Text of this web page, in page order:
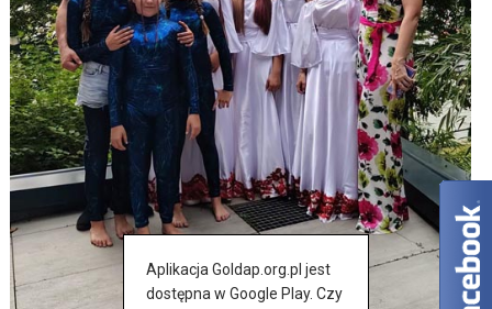
Aplikacja Goldap.org.pl jest
dostępna w Google Play. Czy